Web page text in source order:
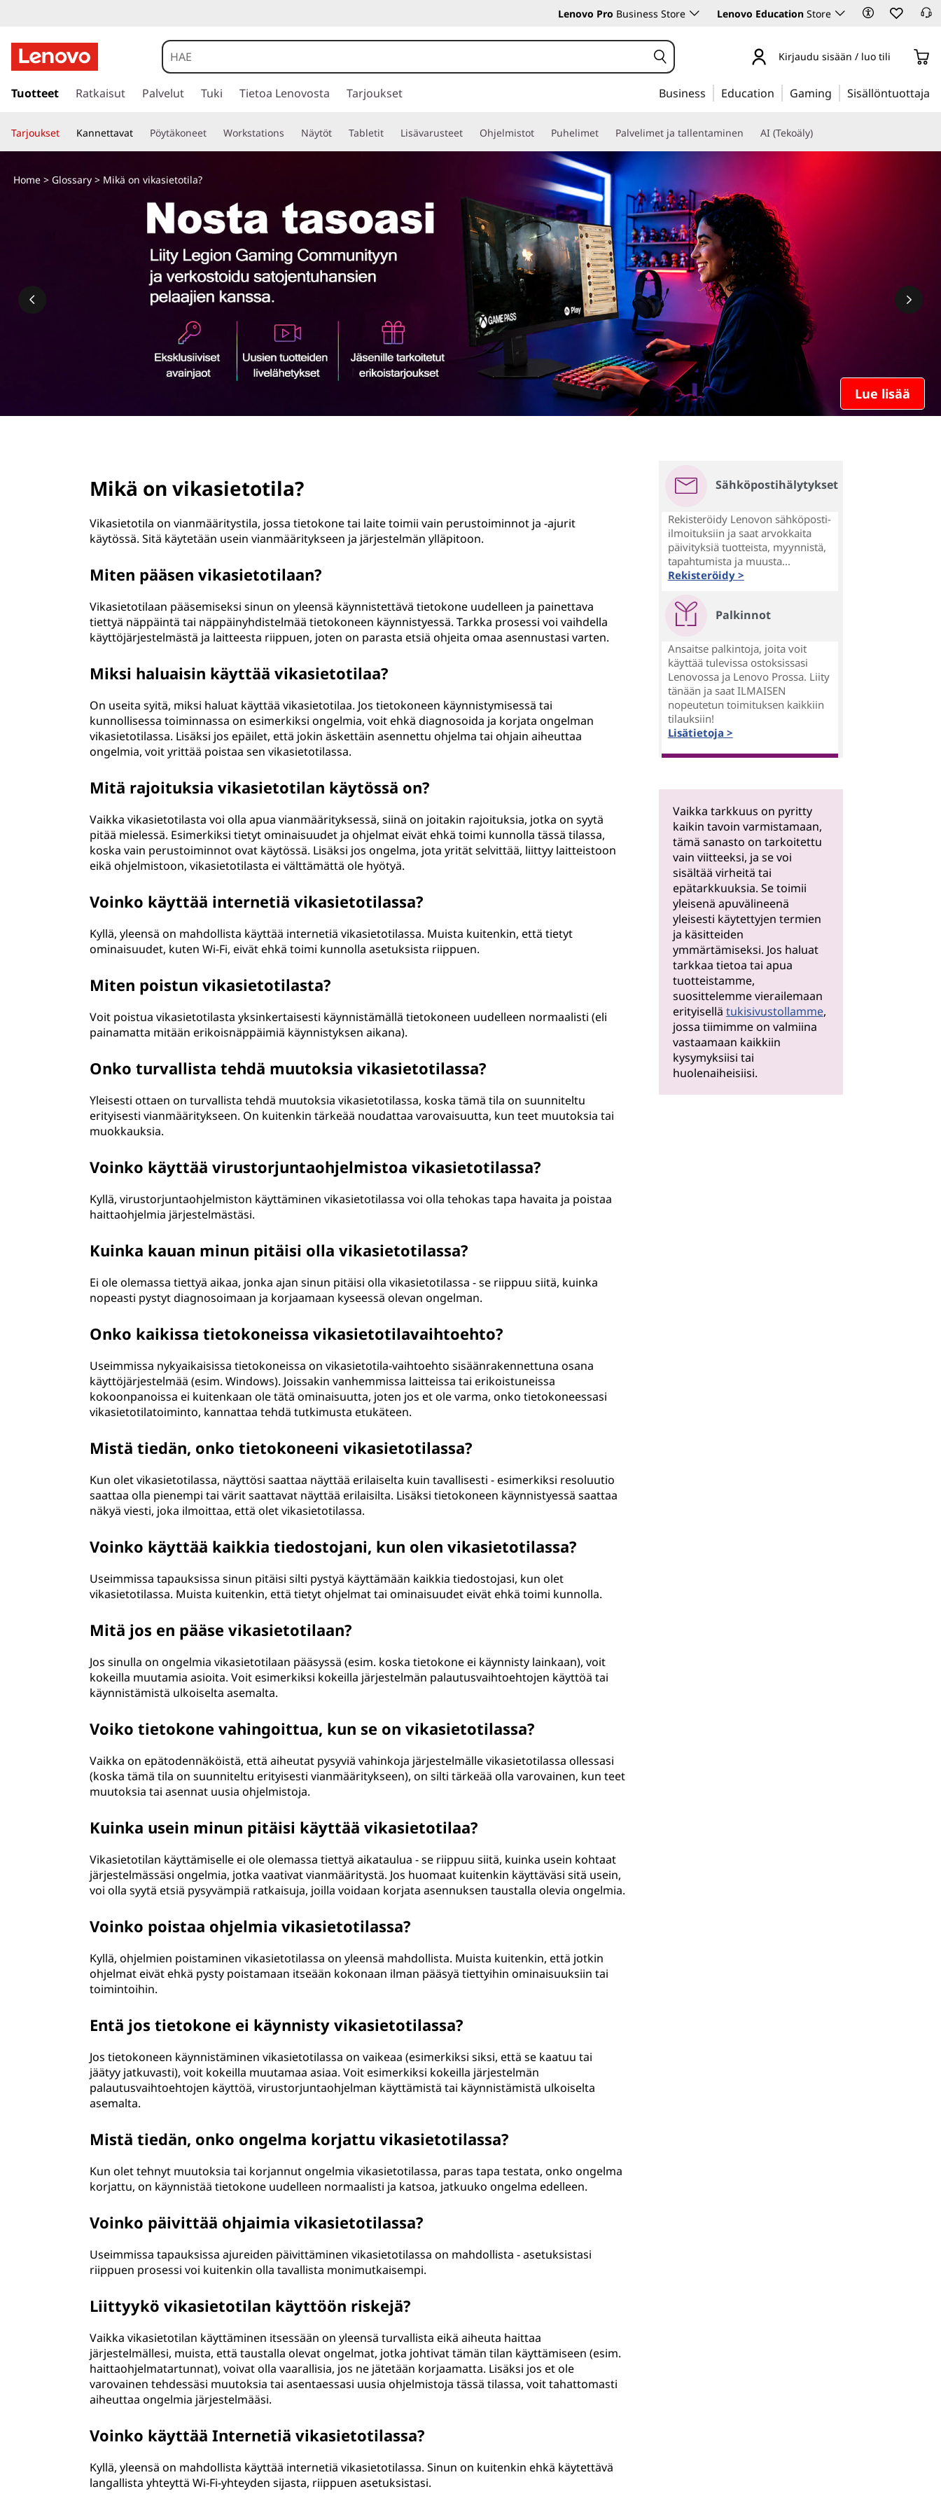
Lenovo Pro Business Store Lenovo Education Store
i
r
y
ä
Kirjaudu sisään / luo tili
Tuotteet Ratkaisut Palvelut Tuki Tietoa Lenovosta Tarjoukset Business Education Gaming Sisällöntuottaja
Tarjoukset Kannettavat Pöytäkoneet Workstations Näytöt Tabletit Lisävarusteet Ohjelmistot Puhelimet Palvelimet ja tallentaminen AI (Tekoäly)
Lue lisää
Home> Glossary> Mikä on vikasietotila?
Mikä on vikasietotila?
Vikasietotila on vianmääritystila, jossa tietokone tai laite toimii vain perustoiminnot ja -ajurit
käytössä. Sitä käytetään usein vianmääritykseen ja järjestelmän ylläpitoon.
Miten pääsen vikasietotilaan?
Vikasietotilaan pääsemiseksi sinun on yleensä käynnistettävä tietokone uudelleen ja painettava
tiettyä näppäintä tai näppäinyhdistelmää tietokoneen käynnistyessä. Tarkka prosessi voi vaihdella
käyttöjärjestelmästä ja laitteesta riippuen, joten on parasta etsiä ohjeita omaa asennustasi varten.
Miksi haluaisin käyttää vikasietotilaa?
On useita syitä, miksi haluat käyttää vikasietotilaa. Jos tietokoneen käynnistymisessä tai
kunnollisessa toiminnassa on esimerkiksi ongelmia, voit ehkä diagnosoida ja korjata ongelman
vikasietotilassa. Lisäksi jos epäilet, että jokin äskettäin asennettu ohjelma tai ohjain aiheuttaa
ongelmia, voit yrittää poistaa sen vikasietotilassa.
Mitä rajoituksia vikasietotilan käytössä on?
Vaikka vikasietotilasta voi olla apua vianmäärityksessä, siinä on joitakin rajoituksia, jotka on syytä
pitää mielessä. Esimerkiksi tietyt ominaisuudet ja ohjelmat eivät ehkä toimi kunnolla tässä tilassa,
koska vain perustoiminnot ovat käytössä. Lisäksi jos ongelma, jota yrität selvittää, liittyy laitteistoon
eikä ohjelmistoon, vikasietotilasta ei välttämättä ole hyötyä.
Voinko käyttää internetiä vikasietotilassa?
Kyllä, yleensä on mahdollista käyttää internetiä vikasietotilassa. Muista kuitenkin, että tietyt
ominaisuudet, kuten Wi-Fi, eivät ehkä toimi kunnolla asetuksista riippuen.
Miten poistun vikasietotilasta?
Voit poistua vikasietotilasta yksinkertaisesti käynnistämällä tietokoneen uudelleen normaalisti (eli
painamatta mitään erikoisnäppäimiä käynnistyksen aikana).
Onko turvallista tehdä muutoksia vikasietotilassa?
Yleisesti ottaen on turvallista tehdä muutoksia vikasietotilassa, koska tämä tila on suunniteltu
erityisesti vianmääritykseen. On kuitenkin tärkeää noudattaa varovaisuutta, kun teet muutoksia tai
muokkauksia.
Voinko käyttää virustorjuntaohjelmistoa vikasietotilassa?
Kyllä, virustorjuntaohjelmiston käyttäminen vikasietotilassa voi olla tehokas tapa havaita ja poistaa
haittaohjelmia järjestelmästäsi.
Kuinka kauan minun pitäisi olla vikasietotilassa?
Ei ole olemassa tiettyä aikaa, jonka ajan sinun pitäisi olla vikasietotilassa - se riippuu siitä, kuinka
nopeasti pystyt diagnosoimaan ja korjaamaan kyseessä olevan ongelman.
Onko kaikissa tietokoneissa vikasietotilavaihtoehto?
Useimmissa nykyaikaisissa tietokoneissa on vikasietotila-vaihtoehto sisäänrakennettuna osana
käyttöjärjestelmää (esim. Windows). Joissakin vanhemmissa laitteissa tai erikoistuneissa
kokoonpanoissa ei kuitenkaan ole tätä ominaisuutta, joten jos et ole varma, onko tietokoneessasi
vikasietotilatoiminto, kannattaa tehdä tutkimusta etukäteen.
Mistä tiedän, onko tietokoneeni vikasietotilassa?
Kun olet vikasietotilassa, näyttösi saattaa näyttää erilaiselta kuin tavallisesti - esimerkiksi resoluutio
saattaa olla pienempi tai värit saattavat näyttää erilaisilta. Lisäksi tietokoneen käynnistyessä saattaa
näkyä viesti, joka ilmoittaa, että olet vikasietotilassa.
Voinko käyttää kaikkia tiedostojani, kun olen vikasietotilassa?
Useimmissa tapauksissa sinun pitäisi silti pystyä käyttämään kaikkia tiedostojasi, kun olet
vikasietotilassa. Muista kuitenkin, että tietyt ohjelmat tai ominaisuudet eivät ehkä toimi kunnolla.
Mitä jos en pääse vikasietotilaan?
Jos sinulla on ongelmia vikasietotilaan pääsyssä (esim. koska tietokone ei käynnisty lainkaan), voit
kokeilla muutamia asioita. Voit esimerkiksi kokeilla järjestelmän palautusvaihtoehtojen käyttöä tai
käynnistämistä ulkoiselta asemalta.
Voiko tietokone vahingoittua, kun se on vikasietotilassa?
Vaikka on epätodennäköistä, että aiheutat pysyviä vahinkoja järjestelmälle vikasietotilassa ollessasi
(koska tämä tila on suunniteltu erityisesti vianmääritykseen), on silti tärkeää olla varovainen, kun teet
muutoksia tai asennat uusia ohjelmistoja.
Kuinka usein minun pitäisi käyttää vikasietotilaa?
Vikasietotilan käyttämiselle ei ole olemassa tiettyä aikataulua - se riippuu siitä, kuinka usein kohtaat
järjestelmässäsi ongelmia, jotka vaativat vianmääritystä. Jos huomaat kuitenkin käyttäväsi sitä usein,
voi olla syytä etsiä pysyvämpiä ratkaisuja, joilla voidaan korjata asennuksen taustalla olevia ongelmia.
Voinko poistaa ohjelmia vikasietotilassa?
Kyllä, ohjelmien poistaminen vikasietotilassa on yleensä mahdollista. Muista kuitenkin, että jotkin
ohjelmat eivät ehkä pysty poistamaan itseään kokonaan ilman pääsyä tiettyihin ominaisuuksiin tai
toimintoihin.
Entä jos tietokone ei käynnisty vikasietotilassa?
Jos tietokoneen käynnistäminen vikasietotilassa on vaikeaa (esimerkiksi siksi, että se kaatuu tai
jäätyy jatkuvasti), voit kokeilla muutamaa asiaa. Voit esimerkiksi kokeilla järjestelmän
palautusvaihtoehtojen käyttöä, virustorjuntaohjelman käyttämistä tai käynnistämistä ulkoiselta
asemalta.
Mistä tiedän, onko ongelma korjattu vikasietotilassa?
Kun olet tehnyt muutoksia tai korjannut ongelmia vikasietotilassa, paras tapa testata, onko ongelma
korjattu, on käynnistää tietokone uudelleen normaalisti ja katsoa, jatkuuko ongelma edelleen.
Voinko päivittää ohjaimia vikasietotilassa?
Useimmissa tapauksissa ajureiden päivittäminen vikasietotilassa on mahdollista - asetuksistasi
riippuen prosessi voi kuitenkin olla tavallista monimutkaisempi.
Liittyykö vikasietotilan käyttöön riskejä?
Vaikka vikasietotilan käyttäminen itsessään on yleensä turvallista eikä aiheuta haittaa
järjestelmällesi, muista, että taustalla olevat ongelmat, jotka johtivat tämän tilan käyttämiseen (esim.
haittaohjelmatartunnat), voivat olla vaarallisia, jos ne jätetään korjaamatta. Lisäksi jos et ole
varovainen tehdessäsi muutoksia tai asentaessasi uusia ohjelmistoja tässä tilassa, voit tahattomasti
aiheuttaa ongelmia järjestelmääsi.
Voinko käyttää Internetiä vikasietotilassa?
Kyllä, yleensä on mahdollista käyttää internetiä vikasietotilassa. Sinun on kuitenkin ehkä käytettävä
langallista yhteyttä Wi-Fi-yhteyden sijasta, riippuen asetuksistasi.
Sähköpostihälytykset
Rekisteröidy Lenovon sähköposti-
ilmoituksiin ja saat arvokkaita
päivityksiä tuotteista, myynnistä,
tapahtumista ja muusta...
Rekisteröidy >
Palkinnot
Ansaitse palkintoja, joita voit
käyttää tulevissa ostoksissasi
Lenovossa ja Lenovo Prossa. Liity
tänään ja saat ILMAISEN
nopeutetun toimituksen kaikkiin
tilauksiin!
Lisätietoja >
Vaikka tarkkuus on pyritty
kaikin tavoin varmistamaan,
tämä sanasto on tarkoitettu
vain viitteeksi, ja se voi
sisältää virheitä tai
epätarkkuuksia. Se toimii
yleisenä apuvälineenä
yleisesti käytettyjen termien
ja käsitteiden
ymmärtämiseksi. Jos haluat
tarkkaa tietoa tai apua
tuotteistamme,
suosittelemme vierailemaan
erityisellä tukisivustollamme,
jossa tiimimme on valmiina
vastaamaan kaikkiin
kysymyksiisi tai
huolenaiheisiisi.